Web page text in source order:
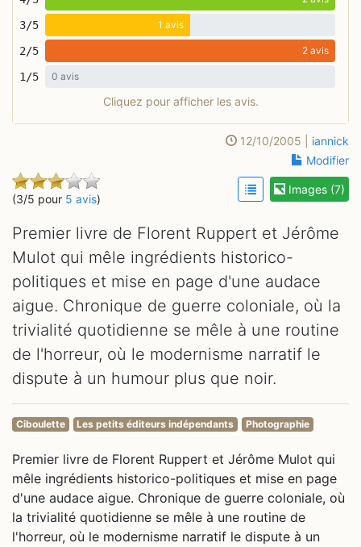
3/5 1 avis
2/5 2 avis
1/5 0 avis
Cliquez pour afficher les avis.
12/10/2005 | iannick
Modifier
(3/5 pour 5 avis)
Images (7)
Premier livre de Florent Ruppert et Jérôme
Mulot qui mêle ingrédients historico-
politiques et mise en page d'une audace
aigue. Chronique de guerre coloniale, où la
trivialité quotidienne se mêle à une routine
de l'horreur, où le modernisme narratif le
dispute à un humour plus que noir.
Ciboulette Les petits éditeurs indépendants Photographie
Premier livre de Florent Ruppert et Jérôme Mulot qui
mêle ingrédients historico-politiques et mise en page
d'une audace aigue. Chronique de guerre coloniale, où
la trivialité quotidienne se mêle à une routine de
l'horreur, où le modernisme narratif le dispute à un